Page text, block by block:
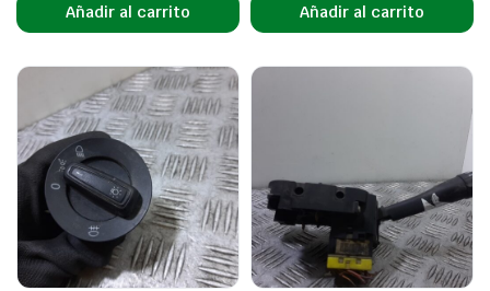
Añadir al carrito Añadir al carrito